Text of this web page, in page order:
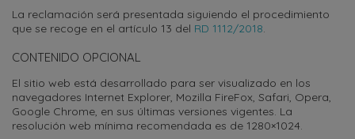
La reclamación será presentada siguiendo el procedimiento
que se recoge en el artículo 13 del RD 1112/2018
CONTENIDO OPCIONAL
El sitio web está desarrollado para ser visualizado en los
navegadores Internet Explorer, Mozilla FireFox, Safari, Opera,
Google Chrome, en sus últimas versiones vigentes. La
resolución web mínima recomendada es de 1280×1024.